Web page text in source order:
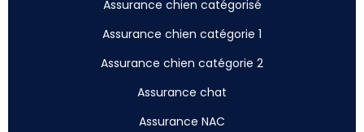
Assurance chien catégorisé
Assurance chien catégorie 1
Assurance chien catégorie 2
Assurance chat
Assurance NAC